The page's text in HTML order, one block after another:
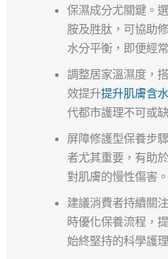
保濕成分尤關鍵。
胺及胜肽，可協助
水分平衡，即便經
調整居家溫濕度，
效提升提升肌膚含
代都市護理不可或
屏障修護型保養步
者尤其重要，有助
對肌膚的慢性傷害。
建議消費者持續關
時優化保養流程，
始終堅持的科學護